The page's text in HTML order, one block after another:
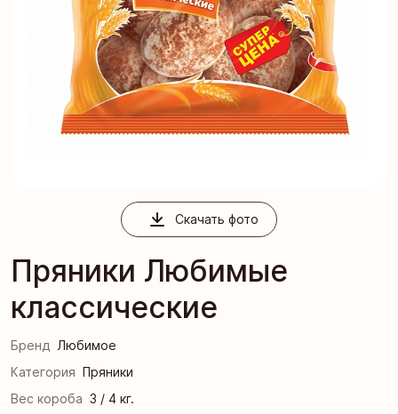
Скачать фото
Пряники Любимые
классические
Бренд Любимое
Категория Пряники
Вес короба 3 / 4 кг.